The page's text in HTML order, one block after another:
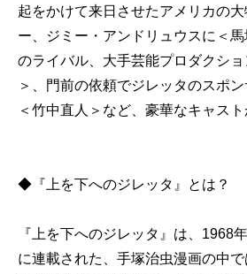
起をかけて来日させたアメリカの
ー、ジミー・アンドリュウスに＜
のライバル、大手芸能プロダクシ
＞、門前の依頼でジレッタのスポ
＜竹中直人＞など、豪華なキャスト
◆『上を下へのジレッタ』とは？
『上を下へのジレッタ』は、1968
に連載された、手塚治虫漫画の中